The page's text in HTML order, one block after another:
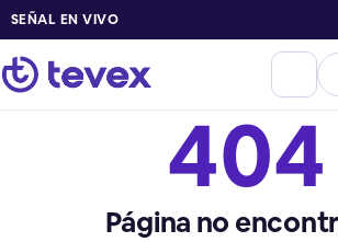
SEÑAL EN VIVO
404
Página no